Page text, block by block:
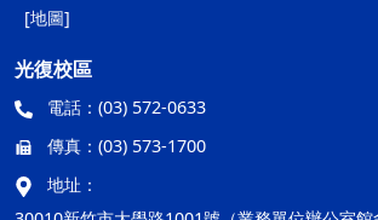
[地圖]
光復校區
電話： (03) 572-0633
傳真： (03) 573-1700
地址：